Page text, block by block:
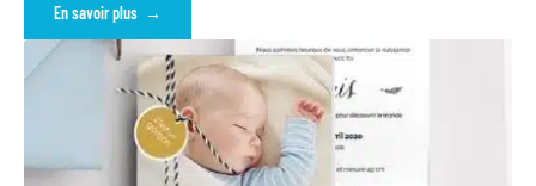
En savoir plus